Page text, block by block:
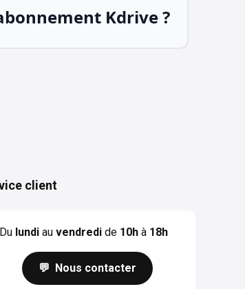
Kdrive ?
client
Du lundi au vendredi de 10h à 18h
💬 Nous contacter